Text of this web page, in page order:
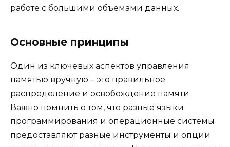
работе с большими объемами данных.
Основные принципы
Один из ключевых аспектов управления
памятью вручную – это правильное
распределение и освобождение памяти.
Важно помнить о том, что разные языки
программирования и операционные системы
предоставляют разные инструменты и опции